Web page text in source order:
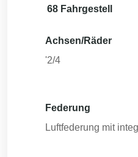
68 Fahrgestell
Achsen/Räder
'2/4
Federung
Luftfederung mit